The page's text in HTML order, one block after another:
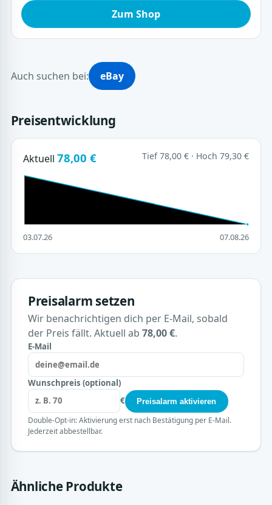
Zum Shop
Auch suchen bei: eBay
Preisentwicklung
Aktuell 78,00 € Tief 78,00 € · Hoch 79,30 €
03.07.26 07.08.26
Preisalarm setzen
Wir benachrichtigen dich per E-Mail, sobald
der Preis fällt. Aktuell ab 78,00 €.
E-Mail
Wunschpreis (optional)
€
Preisalarm aktivieren
Double-Opt-in: Aktivierung erst nach Bestätigung per E-Mail.
Jederzeit abbestellbar.
Ähnliche Produkte